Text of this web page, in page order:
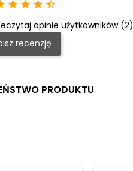
opinie użytkowników (2)
recenzję
PRODUKTU